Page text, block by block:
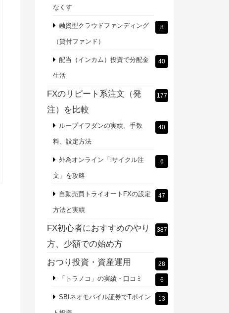
なくす
融資型クラウドファンディング
（貸付ファンド）
8
配当（インカム）投資で分配金
生活
40
FXのリピート系注文（発
注）を比較
177
ループイフダンの実績、手数
料、設定方法
40
外為オンライン「iサイクル注
文」を攻略
6
自動売買トライオートFXの設定
方法と実績
47
FX初心者におすすめのやり
方、少額での始め方
387
おつり投資・資産運用 28
「トラノコ」の実績・口コミ 6
SBIネオモバイル証券でTポイン 13